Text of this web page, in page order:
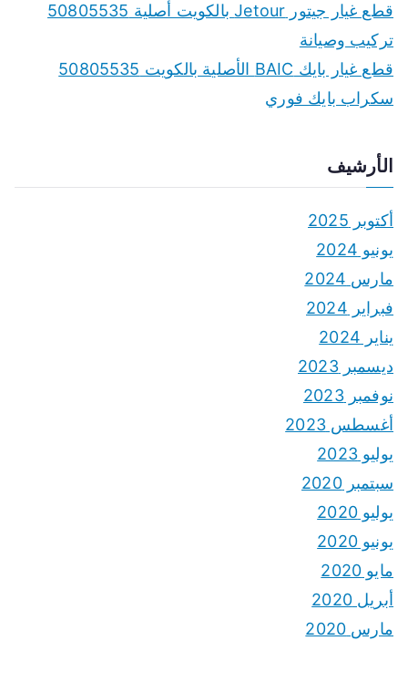
قطع غيار جيتور Jetour بالكويت أصلية 50805535
تركيب وصيانة
قطع غيار بايك BAIC الأصلية بالكويت 50805535
سكراب بايك فوري
الأرشيف
أكتوبر 2025
يونيو 2024
مارس 2024
فبراير 2024
يناير 2024
ديسمبر 2023
نوفمبر 2023
أغسطس 2023
يوليو 2023
سبتمبر 2020
يوليو 2020
يونيو 2020
مايو 2020
أبريل 2020
مارس 2020